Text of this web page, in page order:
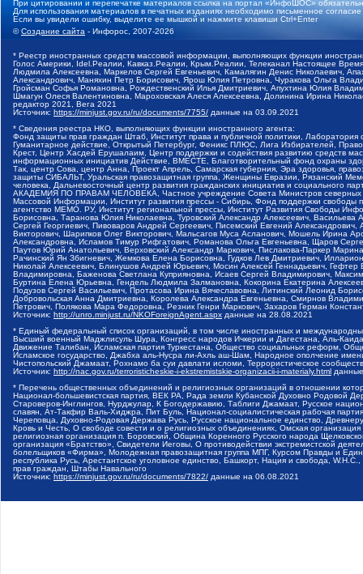
При цитировании и перепечатке материалов ссылка на портал «ИнфоШОС»
Для использования материалов в печатных изданиях необходимо письменное
Если вы увидели ошибку, выделите ее мышкой и нажмите клавиши Ctrl+Enter
©Создание сайта - Инфорос, 2007-2026
* Реестр иностранных средств массовой информации, выполняющих функции
Голос Америки, Idel.Реалии, Кавказ.Реалии, Крым.Реалии, Телеканал Настоящее
Людмила Алексеевна, Маркелов Сергей Евгеньевич, Камалягин Денис Николаевич,
Александрович, Маняхин Петр Борисович, Ярош Юлия Петровна, Чуракова Ольга
Гройсман Софья Романовна, Рождественский Илья Дмитриевич, Апухтина Юлия
Шмагун Олеся Валентиновна, Мароховская Алеся Алексеевна, Долинина Ирина
редактор 2021, Вега 2021
Источник: https://minjust.gov.ru/ru/documents/7755/ данные на 03.09.2021
* Сведения реестра НКО, выполняющих функции иностранного агента:
Фонд защиты прав граждан Штаб, Институт права и публичной политики,
Гуманитарное действие, Открытый Петербург, Феникс ПЛЮС, Лига Избирателей,
Крест, Центр Хасдей Ерушалаим, Центр поддержки и содействия развитию средств
информационных инициатив Действие, ВМЕСТЕ, Благотворительный фонд охраны
Так, центр Сова, центр Анна, Проект Апрель, Самарская губерния, Эра здоровья,
защиты СИБАЛЬТ, Уральская правозащитная группа, Женщины Евразии, Рязанский
человека, Дальневосточный центр развития гражданских инициатив и социального
АКАДЕМИЯ ПО ПРАВАМ ЧЕЛОВЕКА, Частное учреждение Совета Министров северных
Массовой Информации, Институт развития прессы - Сибирь, Фонд поддержки
агентство МЕМО. РУ, Институт региональной прессы, Институт Развития Свободы
Борисовна, Таранова Юлия Николаевна, Туровский Александр Алексеевич,
Сергей Георгиевич, Пивоваров Андрей Сергеевич, Писемский Евгений
Викторович, Шарипков Олег Викторович, Мальсагов Муса Асланович, Мошель Ирина
Александровна, Исламов Тимур Рифгатович, Романова Ольга Евгеньевна, Щаров
Паутов Юрий Анатольевич, Верховский Александр Маркович, Пислакова-Паркер
Рачинский Ян Збигневич, Жемкова Елена Борисовна, Гудков Лев Дмитриевич,
Николай Алексеевич, Блинушов Андрей Юрьевич, Мосин Алексей Геннадьевич,
Владимировна, Баженова Светлана Куприяновна, Исаев Сергей Владимирович,
Буртина Елена Юрьевна, Гендель Людмила Залмановна, Кокорина Екатерина
Подузов Сергей Васильевич, Протасова Ирина Вячеславовна, Литинский Леонид
Добровольская Анна Дмитриевна, Королева Александра Евгеньевна, Смирнов
Петрович, Полякова Мара Федоровна, Резник Генри Маркович, Захаров Герман
Источник: http://unro.minjust.ru/NKOForeignAgent.aspx данные на 28.08.2021
* Единый федеральный список организаций, в том числе иностранных и
Высший военный Маджлисуль Шура, Конгресс народов Ичкерии и Дагестана, Аль-
Движение Талибан, Исламская партия Туркестана, Общество социальных реформ,
Исламское государство, Джабха аль-Нусра ли-Ахль аш-Шам, Народное ополчение
Чистопольский Джамаат, Рохнамо ба суи давлати исломи, Террористическое
Источник: http://nac.gov.ru/terroristicheskie-i-ekstremistskie-organizacii-i-materialy.html
* Перечень общественных объединений и религиозных организаций в отношении
Национал-большевистская партия, ВЕК РА, Рада земли Кубанской Духовно Родовой
Староверов-Инглингов, Нурджулар, К Богодержавию, Таблиги Джамаат, Русское
славян, Ат-Такфир Валь-Хиджра, Пит Буль, Национал-социалистическая рабочая
Череповца, Духовно-Родовая Держава Русь, Русское национальное единство,
Кровь и Честь, О свободе совести и о религиозных объединениях, Омская
религиозная организация п. Боровский, Община Коренного Русского народа
организация «Братство», Свидетели Иеговы, О противодействии экстремистской
болельщиков «Фирма», Молодежная правозащитная группа МПГ, Курсом Правды и
республика Русь, Арестантское уголовное единство, Башкорт, Нация и свобода,
прав граждан, Штабы Навального
Источник: https://minjust.gov.ru/ru/documents/7822/ данные на 06.08.2021